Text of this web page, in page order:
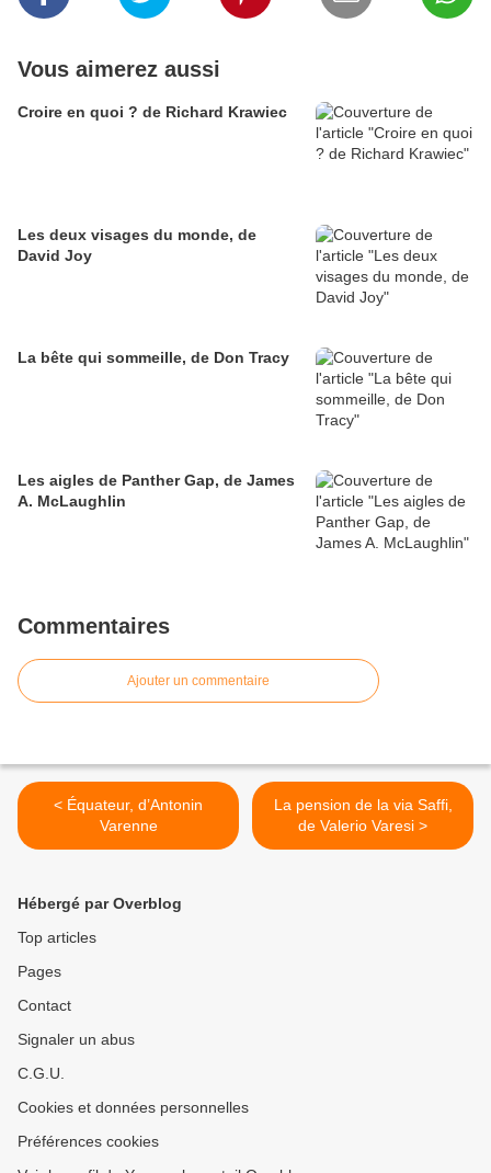
Vous aimerez aussi
Croire en quoi ? de Richard Krawiec
Les deux visages du monde, de
David Joy
La bête qui sommeille, de Don Tracy
Les aigles de Panther Gap, de James
A. McLaughlin
Commentaires
Ajouter un commentaire
< Équateur, d’Antonin
Varenne
La pension de la via Saffi,
de Valerio Varesi >
Hébergé par Overblog
Top articles
Pages
Contact
Signaler un abus
C.G.U.
Cookies et données personnelles
Préférences cookies